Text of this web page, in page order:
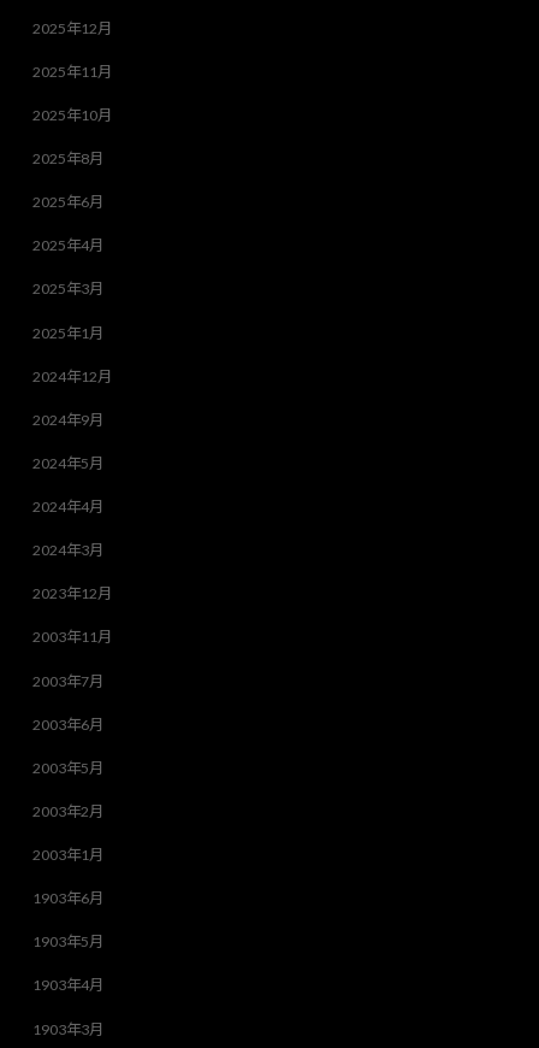
2025年12月
2025年11月
2025年10月
2025年8月
2025年6月
2025年4月
2025年3月
2025年1月
2024年12月
2024年9月
2024年5月
2024年4月
2024年3月
2023年12月
2003年11月
2003年7月
2003年6月
2003年5月
2003年2月
2003年1月
1903年6月
1903年5月
1903年4月
1903年3月